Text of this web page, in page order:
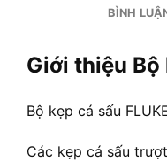
BÌNH
Giới thiệu Bộ
Bộ kẹp cá sấu
Các kẹp cá sấu